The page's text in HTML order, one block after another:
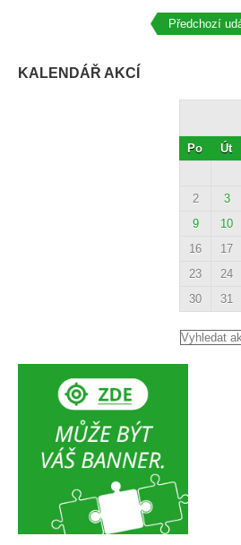
Předchozí
KALENDÁŘ AKCÍ
Po Út
2
3
9
10
16
17
23
24
30
31